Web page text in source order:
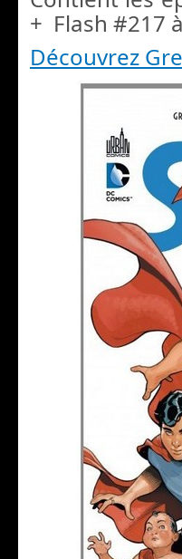
+ Flash #217
Découvrez